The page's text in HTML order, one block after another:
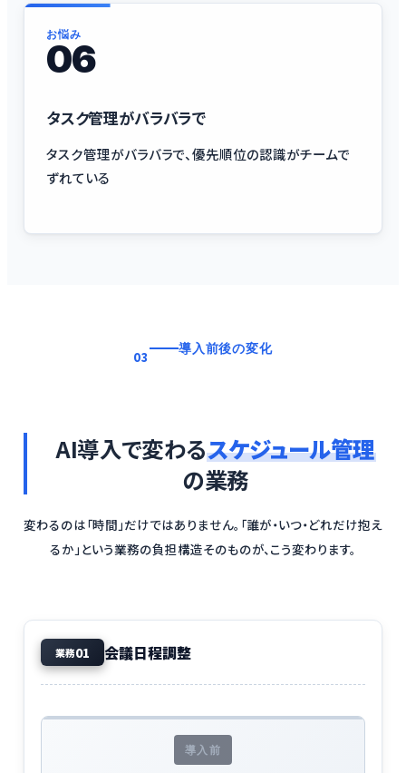
お悩み
06
タスク管理がバラバラで
タスク管理がバラバラで、優先順位の認識がチームで
ずれている
03
導入前後の変化
AI導入で変わるスケジュール管理
の業務
変わるのは「時間」だけではありません。「誰が・いつ・どれだけ抱え
るか」という業務の負担構造そのものが、こう変わります。
業務01 会議日程調整
導入前